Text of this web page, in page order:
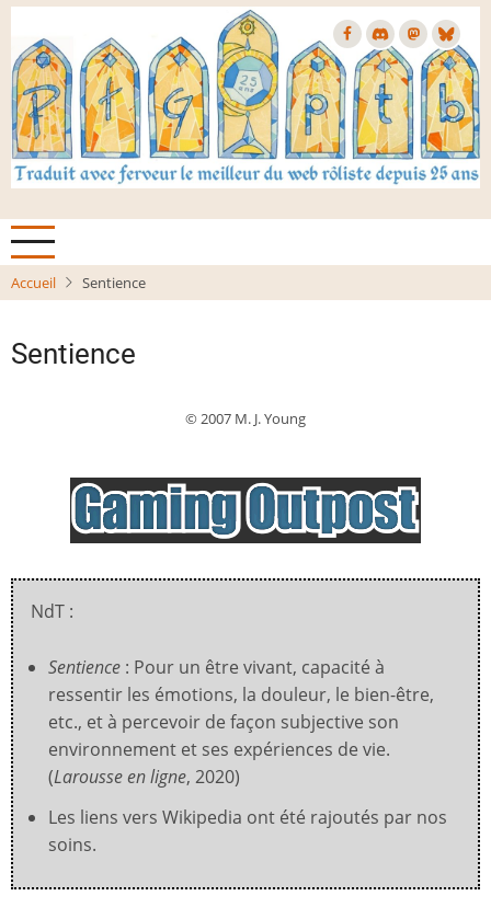
Aller
contenu
principal
Accueil Sentience
Sentience
© 2007 M. J. Young
NdT :
Sentience : Pour un être vivant, capacité à
ressentir les émotions, la douleur, le bien-être,
etc., et à percevoir de façon subjective son
environnement et ses expériences de vie.
(Larousse en ligne, 2020)
Les liens vers Wikipedia ont été rajoutés par nos
soins.